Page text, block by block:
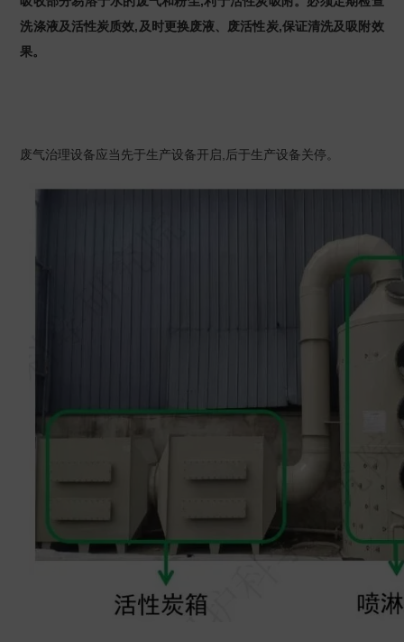
洗涤液及活性炭质效,及时更换废液、废活性炭,保证清洗及吸附效
果。
废气治理设备应当先于生产设备开启,后于生产设备关停。